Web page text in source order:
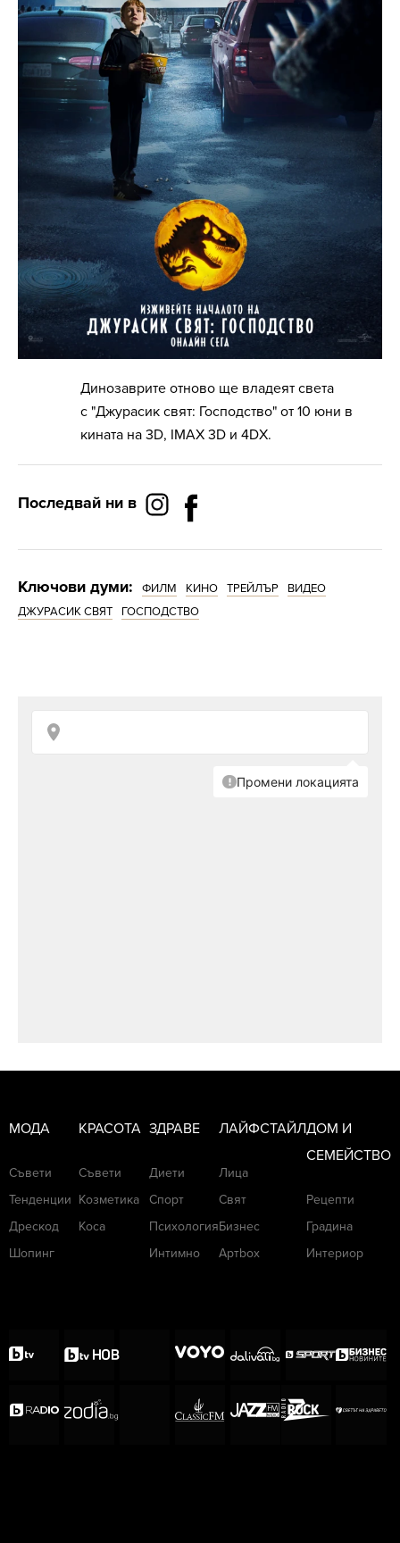
Динозаврите отново ще владеят света
с "Джурасик свят: Господство" от 10 юни в
кината на 3D, IMAX 3D и 4DX.
Последвай ни в
Ключови думи: ФИЛМ КИНО ТРЕЙЛЪР
ВИДЕО
ДЖУРАСИК СВЯТ
ГОСПОДСТВО
МОДА
Съвети
Тенденции
Дрескод
Шопинг
КРАСОТА
Съвети
Козметика
Коса
ЗДРАВЕ
Диети
Спорт
Психология
Интимно
ЛАЙФСТАЙЛ
Лица
Свят
Бизнес
Артbox
ДОМ И
СЕМЕЙСТВО
Рецепти
Градина
Интериор